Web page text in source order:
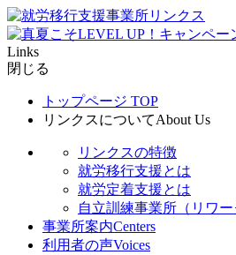
Links
閉じる
トップページ TOP
リンクスについてAbout Us
リンクスの特徴
就労移行支援とは
就労定着支援とは
自立訓練事業所（リワー
事業所案内Centers
利用者の声Voices